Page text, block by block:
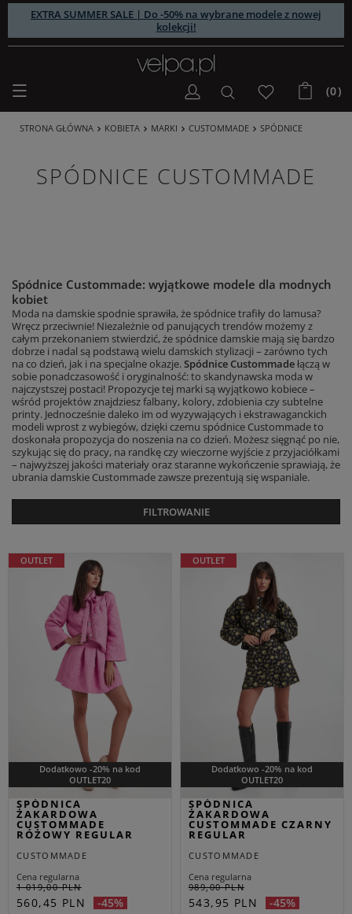
EXTRA SUMMER SALE | Do -50% na wybrane modele z nowej
kolekcji!
(0)
STRONA GŁÓWNA KOBIETA MARKI CUSTOMMADE SPÓDNICE
SPÓDNICE CUSTOMMADE
Spódnice Custommade: wyjątkowe modele dla modnych
kobiet
Moda na damskie spodnie sprawiła, że spódnice trafiły do lamusa?
Wręcz przeciwnie! Niezależnie od panujących trendów możemy z
całym przekonaniem stwierdzić, że spódnice damskie mają się bardzo
dobrze i nadal są podstawą wielu damskich stylizacji – zarówno tych
na co dzień, jak i na specjalne okazje.Spódnice Custommadełączą w
sobie ponadczasowość i oryginalność: to skandynawska moda w
najczystszej postaci! Propozycje tej marki są wyjątkowo kobiece –
wśród projektów znajdziesz falbany, kolory, zdobienia czy subtelne
printy. Jednocześnie daleko im od wyzywających i ekstrawaganckich
modeli wprost z wybiegów, dzięki czemu spódnice Custommade to
doskonała propozycja do noszenia na co dzień. Możesz sięgnąć po nie,
szykując się do pracy, na randkę czy wieczorne wyjście z przyjaciółkami
– najwyższej jakości materiały oraz staranne wykończenie sprawiają, że
ubrania damskie Custommade zawsze prezentują się wspaniale.
FILTROWANIE
Dodatkowo -20% na kod
OUTLET20
OUTLET
CUSTOMMADE
Cena regularna
1 019,00 PLN
560,45 PLN -45%
SPÓDNICA
ŻAKARDOWA
CUSTOMMADE
RÓŻOWY REGULAR
Dodatkowo -20% na kod
OUTLET20
OUTLET
CUSTOMMADE
Cena regularna
989,00 PLN
543,95 PLN -45%
SPÓDNICA
ŻAKARDOWA
CUSTOMMADE CZARNY
REGULAR